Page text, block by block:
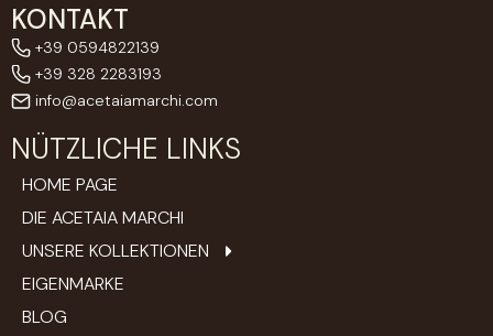
KONTAKT
+39 0594822139
+39 328 2283193
info@acetaiamarchi.com
NÜTZLICHE LINKS
HOME PAGE
DIE ACETAIA MARCHI
UNSERE KOLLEKTIONEN
EIGENMARKE
BLOG